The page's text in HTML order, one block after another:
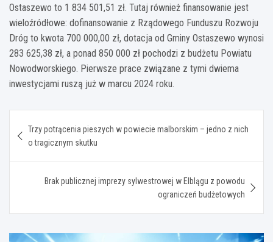
Ostaszewo to 1 834 501,51 zł. Tutaj również finansowanie jest
wieloźródłowe: dofinansowanie z Rządowego Funduszu Rozwoju
Dróg to kwota 700 000,00 zł, dotacja od Gminy Ostaszewo wynosi
283 625,38 zł, a ponad 850 000 zł pochodzi z budżetu Powiatu
Nowodworskiego. Pierwsze prace związane z tymi dwiema
inwestycjami ruszą już w marcu 2024 roku.
wpisu
Trzy potrącenia pieszych w powiecie malborskim – jedno z nich
o tragicznym skutku
Brak publicznej imprezy sylwestrowej w Elblągu z powodu
ograniczeń budżetowych